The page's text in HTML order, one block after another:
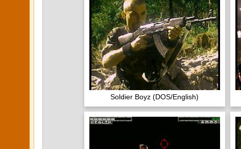
Soldier Boyz (DOS/English)